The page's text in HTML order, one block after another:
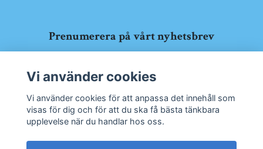
Prenumerera på vårt nyhetsbrev
Vi använder cookies
Vi använder cookies för att anpassa det innehåll som
visas för dig och för att du ska få bästa tänkbara
upplevelse när du handlar hos oss.